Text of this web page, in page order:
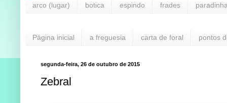
arco (lugar) botica espindo frades
Página inicial a freguesia carta de foral pontos
segunda-feira, 26 de outubro de 2015
Zebral